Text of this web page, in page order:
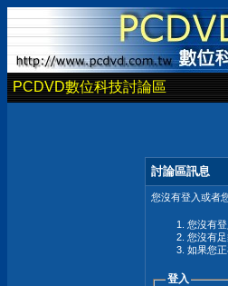
PCDVD數位科技討論區
討論區訊息
您沒有登入或者
您沒有
您沒有
如果您
登入